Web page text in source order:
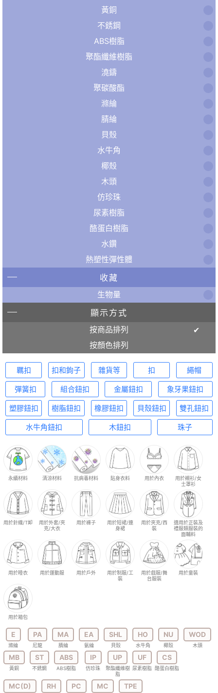
黃銅
不銹鋼
ABS樹脂
聚酯纖維樹脂
澆鑄
聚碳酸酯
滌綸
腈綸
貝殼
水牛角
椰殼
木頭
仿珍珠
尿素樹脂
酪蛋白樹脂
水鑽
熱塑性彈性體
收藏
生物量
顯示方式
按商品排列
按顏色排列
羈扣 扣和鉤子 雜貨等 扣 繩帽
彈簧扣 組合鈕扣 金屬鈕扣 象牙果鈕扣
塑膠鈕扣 樹脂鈕扣 橡膠鈕扣 貝殼鈕扣 雙孔鈕扣
水牛角鈕扣 木鈕扣 珠子
永續材料 清涼材料 抗病毒材料 貼身衣料 用於內衣
用於襯衫/女
士罩衫
用於針織/T卹
用於外套/夾
克/大衣
用於褲子
用於短裙/連
身裙
用於夾克/西
裝
適用於正裝及
禮服類服裝的
面輔料
用於睡衣 用於運動服 用於戶外
用於制服/工
裝
用於戲服/舞
台服裝
用於童裝
用於箱包
E
滌綸
PA
尼龍
MA
腈綸
EA
氨綸
SHL
貝殼
HO
水牛角
NU
椰殼
WOD
木頭
MB
黃銅
ST
不銹鋼
ABS
ABS樹脂
IP
仿珍珠
UP
聚酯纖維樹
脂
UF
尿素樹脂
CS
酪蛋白樹脂
MC(D) RH PC MC TPE